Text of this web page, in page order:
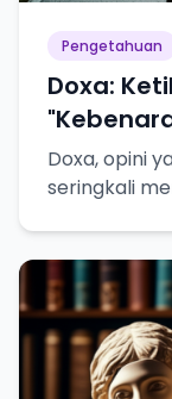
Pengetahuan
Doxa:
Doxa, opini
seringkali